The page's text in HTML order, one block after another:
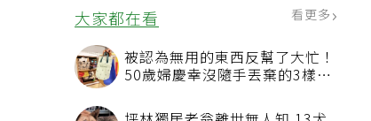
大家都在看
被認為無用的東西反幫了大忙！
50歲婦慶幸沒隨手丟棄的3樣物